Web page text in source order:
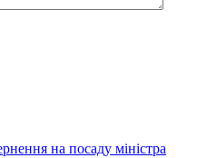
на посаду міністра